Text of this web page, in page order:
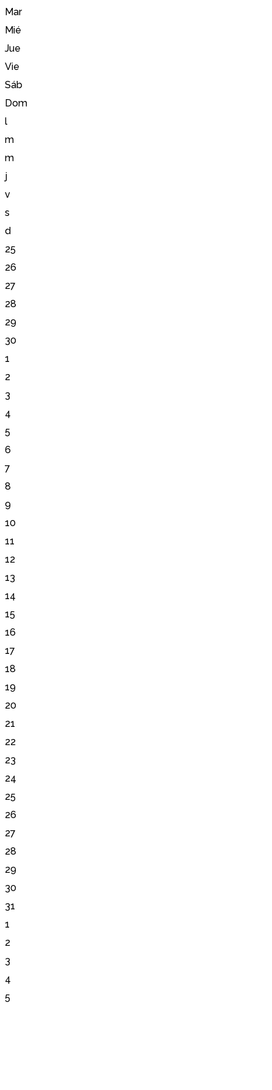
Mar
Mié
Jue
Vie
Sáb
Dom
l
m
m
j
v
s
d
25
26
27
28
29
30
1
2
3
4
5
6
7
8
9
10
11
12
13
14
15
16
17
18
19
20
21
22
23
24
25
26
27
28
29
30
31
1
2
3
4
5